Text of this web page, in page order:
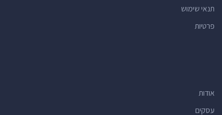
תנאי שימוש
פרטיות
אודות
עסקים